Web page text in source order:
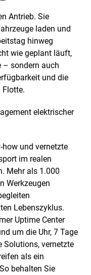
Antrieb. Sie
laden und
hinweg
wie geplant läuft,
– sondern auch
und die
Flotte.
elektrischer
how und vernetzte
im realen
Mehr als 1.000
Werkzeugen
Lebenszyklus.
Uptime Center
um die Uhr, 7 Tage
Solutions, vernetzte
als ein
behalten Sie